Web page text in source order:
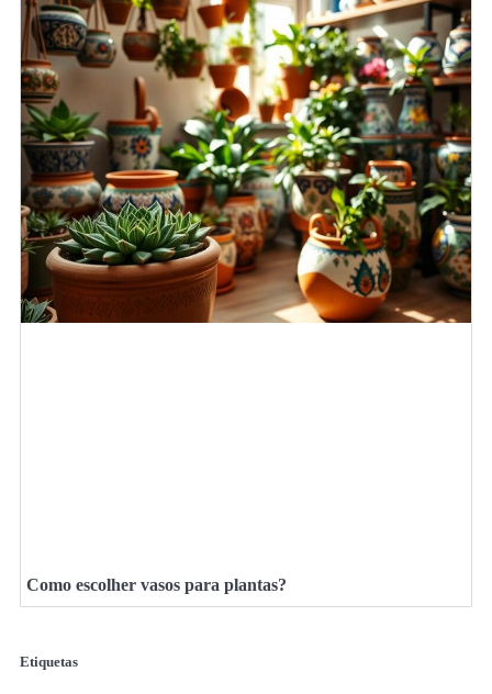
Como escolher vasos para plantas?
Etiquetas